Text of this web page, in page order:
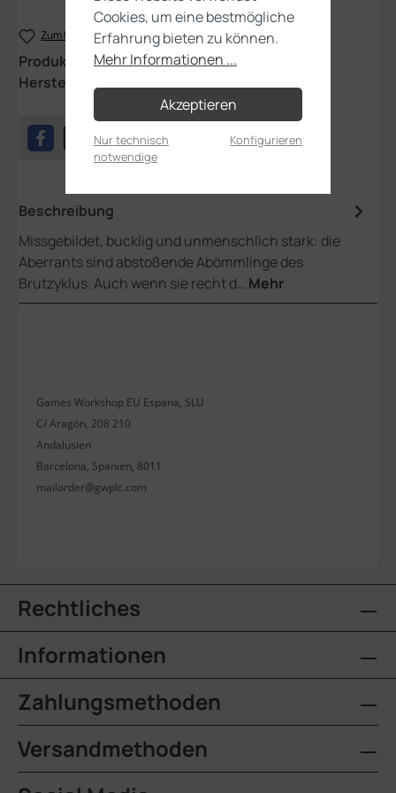
Zum Merkzettel hinzufügen
Produktnummer:51-60
Hersteller:
Beschreibung
Missgebildet, bucklig und unmenschlich stark: die
Aberrants sind abstoßende Abömmlinge des
Brutzyklus. Auch wenn sie recht d… Mehr
Games Workshop EU Espana, SLU
C/ Aragón, 208 210
Andalusien
Barcelona, Spanien, 8011
mailorder@gwplc.com
Rechtliches
Informationen
Zahlungsmethoden
Versandmethoden
Cookies, um eine bestmögliche
Erfahrung bieten zu können.
Mehr Informationen ...
Akzeptieren
Nur technisch
notwendige
Konfigurieren